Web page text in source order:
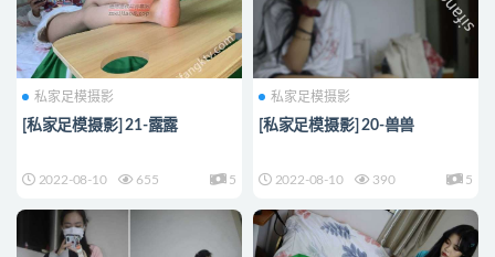
私家足模摄影
[私家足模摄影] 21-露露
2022-08-10 655 5
私家足模摄影
[私家足模摄影] 20-兽兽
2022-08-10 390 5